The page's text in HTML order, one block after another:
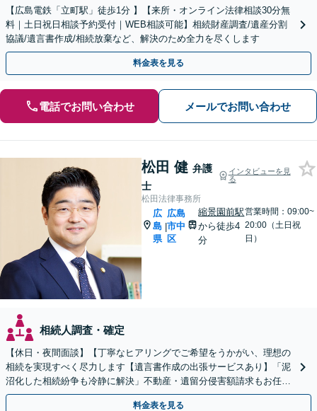
【広島電鉄「立町駅」徒歩1分 】【来所・オンライン法律相談30分無
料｜土日祝日相談予約受付｜WEB相談可能】相続財産調査/遺産分割
協議/遺言書作成/相続放棄など、解決のため全力を尽くします
料金表を見る
電話でお問い合わせ メールでお問い合わせ
松田 健 弁護
士
インタビューを見
る
松田法律事務所
広
島
県
|
広島
市中
区
縮景園前駅
から徒歩4
分
営業時間：09:00~
20:00（土日祝
日）
相続人調査・確定
【休日・夜間面談】【丁寧なヒアリングでご希望をうかがい、理想の
相続を実現すべく尽力します【遺言書作成の出張サービスあり】「泥
沼化した相続紛争も冷静に解決」不動産・遺留分侵害額請求もお任せ
【縮景園前駅４分】
料金表を見る